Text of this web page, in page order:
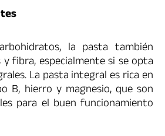
la pasta también
fibra, especialmente si se opta
La pasta integral es rica en
B, hierro y magnesio, que son
para el buen funcionamiento